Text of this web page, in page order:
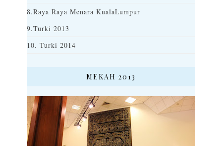
8.Raya Raya Menara KualaLumpur
9.Turki 2013
10. Turki 2014
MEKAH 2013